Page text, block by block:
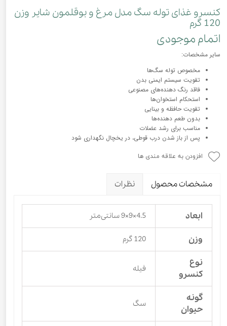
کنسرو غذای توله سگ مدل مرغ و بوقلمون شایر وزن
120 گرم
اتمام موجودی
سایر مشخصات:
مخصوص توله سگ‌ها
تقویت سیستم ایمنی بدن
فاقد رنگ دهنده‌های مصنوعی
استحکام استخوان‌ها
تقویت حافظه و بینایی
بدون طعم دهنده‌ها
مناسب برای رشد عضلات
پس از باز شدن درب قوطی، در یخچال نگهداری شود
افزودن به علاقه مندی ها
مشخصات محصول نظرات
ابعاد 4.5×9×9 سانتی‌متر
وزن 120 گرم
نوع
کنسرو
فیله
گونه
حیوان
سگ